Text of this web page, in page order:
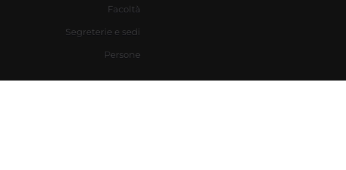
Facoltà
Segreterie e sedi
Persone